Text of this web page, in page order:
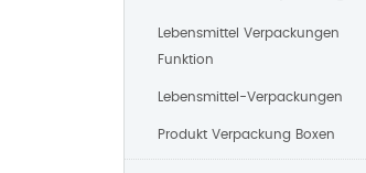
Lebensmittel Verpackungen
Funktion
Lebensmittel-Verpackungen
Produkt Verpackung Boxen